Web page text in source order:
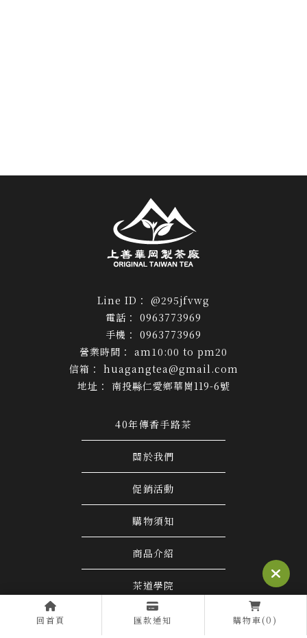
回首頁 匯款通知 購物車(0)
@295jfvwg
0963773969
0963773969
am10:00 to pm20
huagangtea@gmail.com
南投縣仁愛鄉華崗119-6號
40年傳香手路茶
關於我們
促銷活動
購物須知
商品介紹
茶道學院
聯絡我們